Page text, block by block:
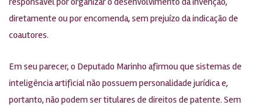
diretamente ou por encomenda, sem prejuízo da indicação de
coautores.
Em seu parecer, o Deputado Marinho afirmou que sistemas de
inteligência artificial não possuem personalidade jurídica e,
portanto, não podem ser titulares de direitos de patente. Sem